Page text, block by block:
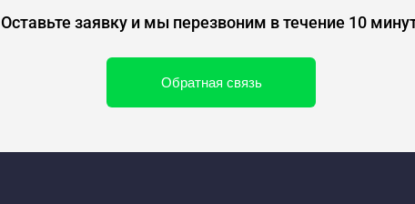
Оставьте заявку и мы перезвоним в течение 10
Обратная связь